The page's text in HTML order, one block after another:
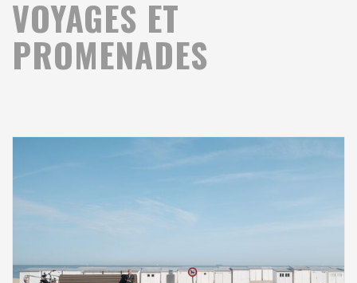
VOYAGES ET
PROMENADES